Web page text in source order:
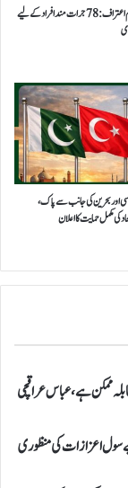
شہداء اور غازیوں کا عظیم اعتراف: 78 جرات مند افراد کے لیے
سی اور بحرین کی جانب سے پاک،
کی مکمل حمایت کا اعلان
ممکن ہے، عباس عراقچی